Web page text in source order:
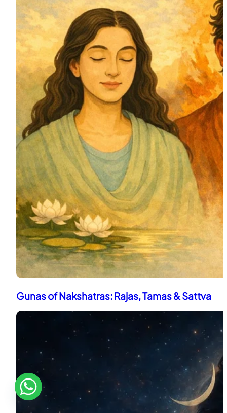
Gunas of Nakshatras: Rajas, Tamas & Sattva